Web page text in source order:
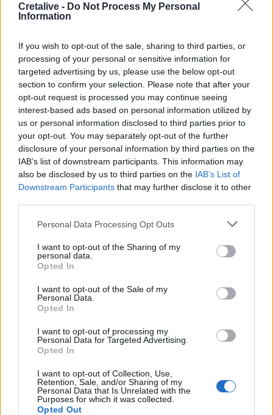
Cretalive - Do Not Process My Personal
Information
If you wish to opt-out of the sale, sharing to third parties, or
processing of your personal or sensitive information for
targeted advertising by us, please use the below opt-out
section to confirm your selection. Please note that after your
opt-out request is processed you may continue seeing
interest-based ads based on personal information utilized by
us or personal information disclosed to third parties prior to
your opt-out. You may separately opt-out of the further
disclosure of your personal information by third parties on the
IAB’s list of downstream participants. This information may
also be disclosed by us to third parties on the IAB’s List of
Downstream Participants that may further disclose it to other
Personal Data Processing Opt Outs
I want to opt-out of the Sharing of my
personal data.
Opted In
I want to opt-out of the Sale of my
Personal Data.
Opted In
I want to opt-out of processing my
Personal Data for Targeted Advertising.
Opted In
I want to opt-out of Collection, Use,
Retention, Sale, and/or Sharing of my
Personal Data that Is Unrelated with the
Purposes for which it was collected.
Opted Out
Ενέργειας και Υδάτων
Σελιδοποίηση
Προηγούμενη σελίδα
Current page
1 Next page
Ροή ειδήσεων Δημοφιλή
05:52
ΕΝΦΙΑ: Τα λάθη στις μεταβιβάσεις που φέρνουν
έλεγχο του σακχάρου
Το απολαυστικό βίντεο της Νατάσας Θεοδωρίδου με τη
μητέρα της
Ο έρωτας θα πρωταγωνιστήσει στη ζωή αυτών των
ζωδίων τον Αύγουστο
Καύσωνας στο γραφείο: Πόσο μπορεί να χαλαρώσει το
dress code